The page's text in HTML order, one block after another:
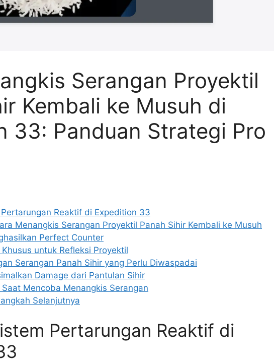
Serangan Proyektil
Kembali ke Musuh di
33: Panduan Strategi Pro
Reaktif di Expedition 33
Menangkis Serangan Proyektil Panah Sihir Kembali ke Musuh
Perfect Counter
untuk Refleksi Proyektil
Serangan Panah Sihir yang Perlu Diwaspadai
Damage dari Pantulan Sihir
Mencoba Menangkis Serangan
Selanjutnya
Pertarungan Reaktif di